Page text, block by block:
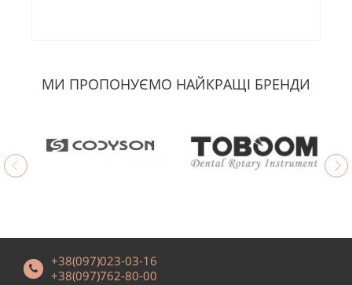
МИ ПРОПОНУЄМО НАЙКРАЩІ БРЕНДИ
+38(097)023-03-16
+38(097)762-80-00